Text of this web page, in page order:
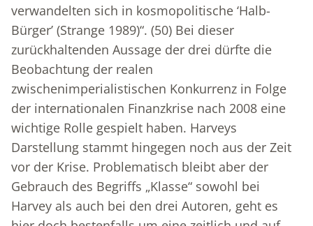
verwandelten sich in kosmopolitische ‘Halb-
Bürger’ (Strange 1989)“. (50) Bei dieser
zurückhaltenden Aussage der drei dürfte die
Beobachtung der realen
zwischenimperialistischen Konkurrenz in Folge
der internationalen Finanzkrise nach 2008 eine
wichtige Rolle gespielt haben. Harveys
Darstellung stammt hingegen noch aus der Zeit
vor der Krise. Problematisch bleibt aber der
Gebrauch des Begriffs „Klasse“ sowohl bei
Harvey als auch bei den drei Autoren, geht es